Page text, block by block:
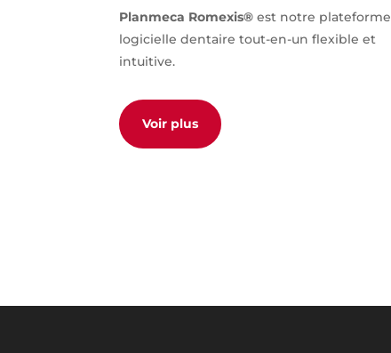
Planmeca Romexis® est notre plateforme
logicielle dentaire tout-en-un flexible et
intuitive.
Voir plus